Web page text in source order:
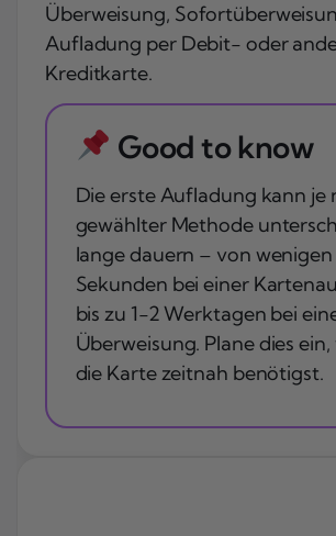
Überweisung,
Aufladung per Debit- oder
Kreditkarte.
Good to know
Die erste Aufladung kann je
gewählter Methode
lange dauern – von wenigen
Sekunden bei einer
bis zu 1-2 Werktagen bei
Überweisung. Plane dies
die Karte zeitnah benötigst.